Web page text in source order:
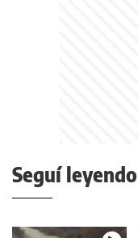
Seguí leyendo